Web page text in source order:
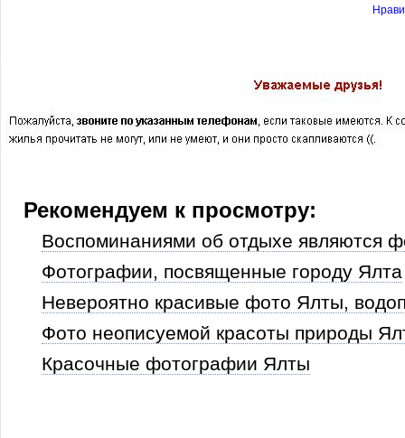
Рекомендуем к просмотру:
Воспоминаниями об отдыхе являются
Фотографии, посвященные городу Ялта
Невероятно красивые фото Ялты,
Фото неописуемой красоты природы
Красочные фотографии Ялты